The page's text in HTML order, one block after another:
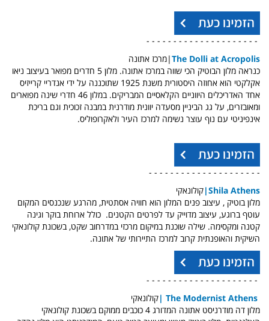
- - - - - - - - - - - - - - - - - - - - -
The Dolli at Acropolis|מרכז אתונה
כנראה מלון הבוטיק הכי שווה במרכז אתונה. מלון 5 חדרים מפואר בעיצוב ניאו
אקלקטי הוא אחוזה היסטורית משנת 1925 שתוכננה על ידי אנדריי קרייזיס
אחד האדריכלים היווניים הקלאסיים המבריקים. במלון 46 חדרי שינה מפוארים
ומאובזרים, על גג הביניין מסעדה יוונית מודרנית במבנה זכוכית וגם בריכת
אינפיניטי עם נוף עוצר נשימה למרכז העיר ולאקרופוליס.
- - - - - - - - - - - - - - - - - - - - -
Shila Athens
|קולונאקי
מלון בוטיק , עיצוב פנים המלון הוא חוויה אסתטית, מהרגע שנכנסים המקום
עוטף ברוגע, עיצוב מדוייק עד לפרטים הקטנים. כולל ארוחת בוקר וגינה
קטנה ומקסימה. שילה שוכנת במיקום מרכזי במדרחוב שקט, בשכונת קולונאקי
השיקית והאופנתית קרוב למרכז התיירותי של אתונה.
- - - - - - - - - - - - - - - - - - - - -
The Modernist Athens
|קולונאקי
מלון דה מודרניסט אתונה המדורג 4 כוכבים ממוקם בשכונת קולונאקי